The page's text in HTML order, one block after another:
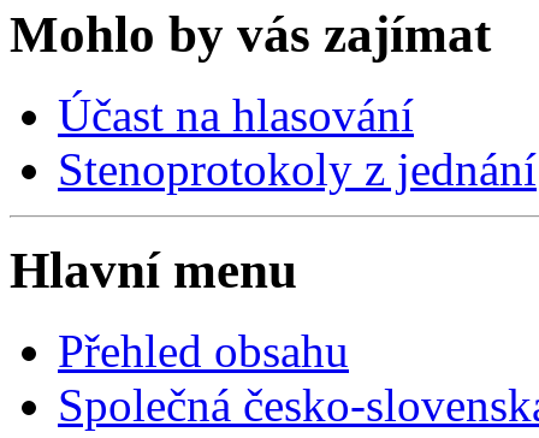
Mohlo by vás zajímat
Účast na hlasování
Stenoprotokoly z jednání
Hlavní menu
Přehled obsahu
Společná česko-